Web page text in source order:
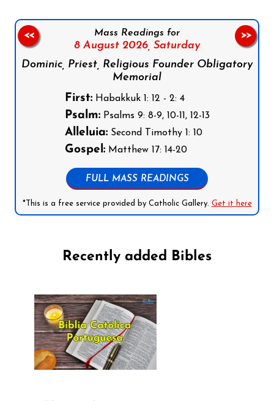
Mass Readings for
8 August 2026, Saturday
Dominic, Priest, Religious Founder Obligatory
Memorial
First:Habakkuk 1: 12 - 2: 4
Psalm:Psalms 9: 8-9, 10-11, 12-13
Alleluia:Second Timothy 1: 10
Gospel:Matthew 17: 14-20
FULL MASS READINGS
*This is a free service provided by Catholic Gallery. Get it here
<< >>
Recently added Bibles